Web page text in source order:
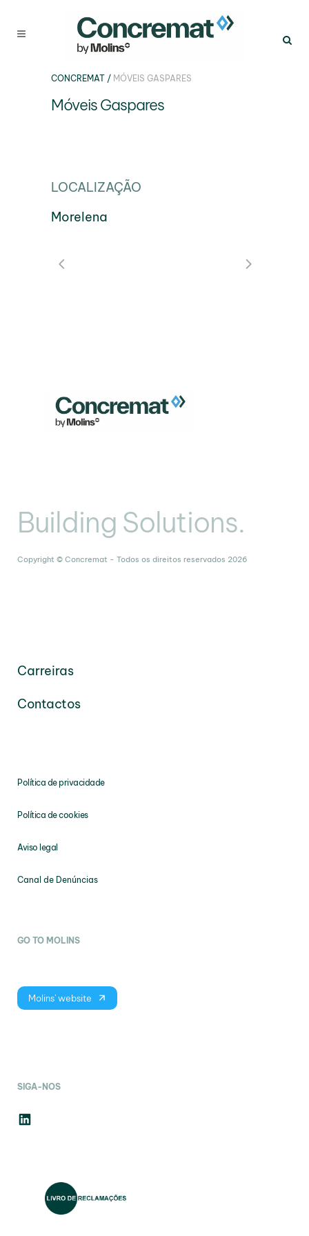
CONCREMAT / MÓVEIS GASPARES
Móveis Gaspares
LOCALIZAÇÃO
Morelena
Building Solutions.
Copyright © Concremat - Todos os direitos reservados 2026
Carreiras
Contactos
Política de privacidade
Política de cookies
Aviso legal
Canal de Denúncias
GO TO MOLINS
Molins' website
SIGA-NOS
LinkedIn